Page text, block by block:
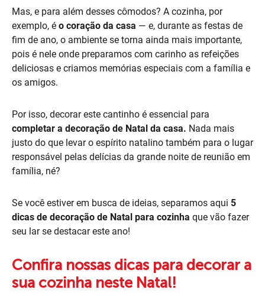
Mas, e para além desses cômodos? A cozinha, por
exemplo, é o coração da casa — e, durante as festas de
fim de ano, o ambiente se torna ainda mais importante,
pois é nele onde preparamos com carinho as refeições
deliciosas e criamos memórias especiais com a família e
os amigos.
Por isso, decorar este cantinho é essencial para
completar a decoração de Natal da casa. Nada mais
justo do que levar o espírito natalino também para o lugar
responsável pelas delícias da grande noite de reunião em
família, né?
Se você estiver em busca de ideias, separamos aqui 5
dicas de decoração de Natal para cozinha que vão fazer
seu lar se destacar este ano!
Confira nossas dicas para decorar a
sua cozinha neste Natal!